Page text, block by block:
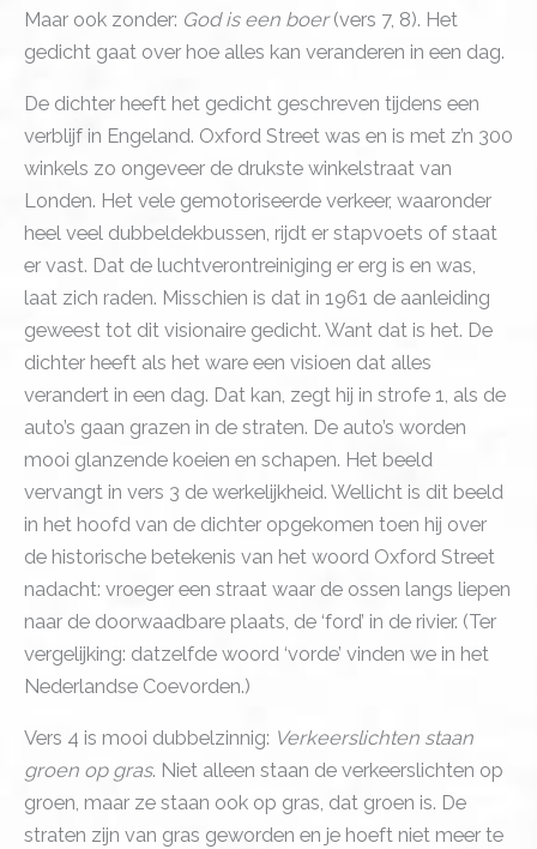
Maar ook zonder: God is een boer(vers 7, 8). Het
gedicht gaat over hoe alles kan veranderen in een dag.
De dichter heeft het gedicht geschreven tijdens een
verblijf in Engeland. Oxford Street was en is met z’n 300
winkels zo ongeveer de drukste winkelstraat van
Londen. Het vele gemotoriseerde verkeer, waaronder
heel veel dubbeldekbussen, rijdt er stapvoets of staat
er vast. Dat de luchtverontreiniging er erg is en was,
laat zich raden. Misschien is dat in 1961 de aanleiding
geweest tot dit visionaire gedicht. Want dat is het. De
dichter heeft als het ware een visioen dat alles
verandert in een dag. Dat kan, zegt hij in strofe 1, als de
auto’s gaan grazen in de straten. De auto’s worden
mooi glanzende koeien en schapen. Het beeld
vervangt in vers 3 de werkelijkheid. Wellicht is dit beeld
in het hoofd van de dichter opgekomen toen hij over
de historische betekenis van het woord Oxford Street
nadacht: vroeger een straat waar de ossen langs liepen
naar de doorwaadbare plaats, de ‘ford’ in de rivier. (Ter
vergelijking: datzelfde woord ‘vorde’ vinden we in het
Nederlandse Coevorden.)
Vers 4 is mooi dubbelzinnig: Verkeerslichten staan
groen op gras. Niet alleen staan de verkeerslichten op
groen, maar ze staan ook op gras, dat groen is. De
straten zijn van gras geworden en je hoeft niet meer te